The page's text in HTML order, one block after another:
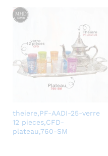
theiere,PF-AADI-25-verre
12 pieces,CFD-
plateau,760-SM